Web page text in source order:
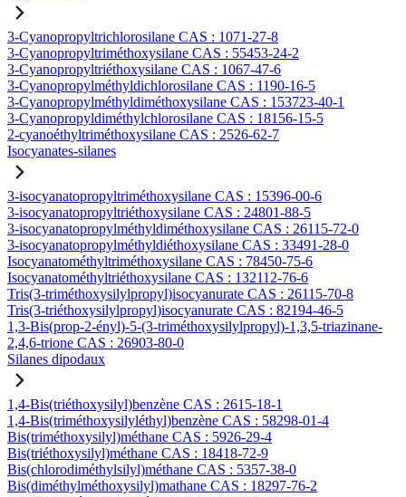
3-Cyanopropyltrichlorosilane CAS : 1071-27-8
3-Cyanopropyltriméthoxysilane CAS : 55453-24-2
3-Cyanopropyltriéthoxysilane CAS : 1067-47-6
3-Cyanopropylméthyldichlorosilane CAS : 1190-16-5
3-Cyanopropylméthyldiméthoxysilane CAS : 153723-40-1
3-Cyanopropyldiméthylchlorosilane CAS : 18156-15-5
2-cyanoéthyltriméthoxysilane CAS : 2526-62-7
Isocyanates-silanes
3-isocyanatopropyltriméthoxysilane CAS : 15396-00-6
3-isocyanatopropyltriéthoxysilane CAS : 24801-88-5
3-isocyanatopropylméthyldiméthoxysilane CAS : 26115-72-0
3-isocyanatopropylméthyldiéthoxysilane CAS : 33491-28-0
Isocyanatométhyltriméthoxysilane CAS : 78450-75-6
Isocyanatométhyltriéthoxysilane CAS : 132112-76-6
Tris(3-triméthoxysilylpropyl)isocyanurate CAS : 26115-70-8
Tris(3-triéthoxysilylpropyl)isocyanurate CAS : 82194-46-5
1,3-Bis(prop-2-ényl)-5-(3-triméthoxysilylpropyl)-1,3,5-triazinane-
2,4,6-trione CAS : 26903-80-0
Silanes dipodaux
1,4-Bis(triéthoxysilyl)benzène CAS : 2615-18-1
1,4-Bis(triméthoxysilyléthyl)benzène CAS : 58298-01-4
Bis(triméthoxysilyl)méthane CAS : 5926-29-4
Bis(triéthoxysilyl)méthane CAS : 18418-72-9
Bis(chlorodiméthylsilyl)méthane CAS : 5357-38-0
Bis(diméthylméthoxysilyl)mathane CAS : 18297-76-2